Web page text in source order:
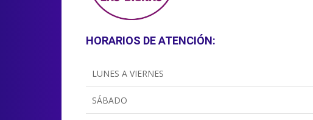
HORARIOS DE ATENCIÓN:
LUNES A VIERNES
SÁBADO